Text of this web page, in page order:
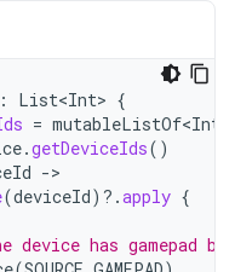
List<Int> {
= mutableListOf<Int>
.getDeviceIds()
-
(deviceId) ?.apply {
has gamepad